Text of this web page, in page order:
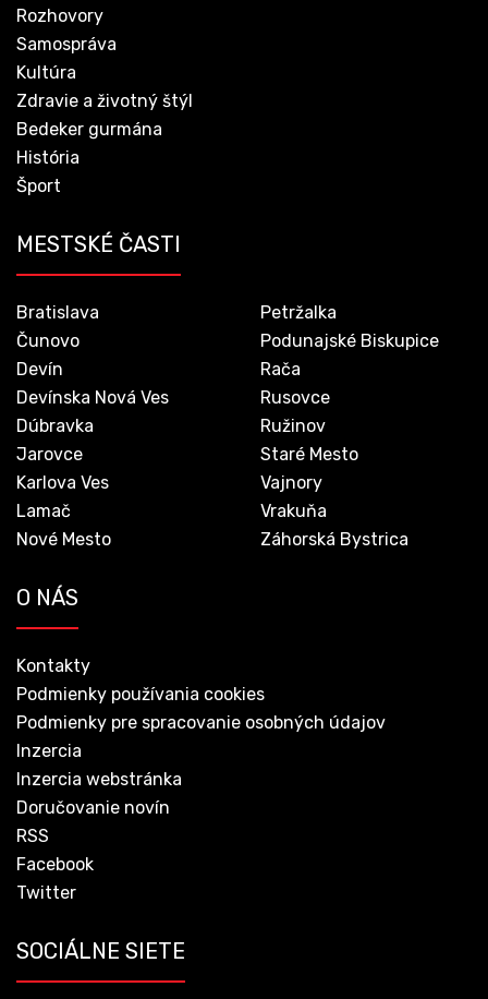
Rozhovory
Samospráva
Kultúra
Zdravie a životný štýl
Bedeker gurmána
História
Šport
MESTSKÉ ČASTI
Bratislava
Čunovo
Devín
Devínska Nová Ves
Dúbravka
Jarovce
Karlova Ves
Lamač
Nové Mesto
Petržalka
Podunajské Biskupice
Rača
Rusovce
Ružinov
Staré Mesto
Vajnory
Vrakuňa
Záhorská Bystrica
O NÁS
Kontakty
Podmienky používania cookies
Podmienky pre spracovanie osobných údajov
Inzercia
Inzercia webstránka
Doručovanie novín
RSS
Facebook
Twitter
SOCIÁLNE SIETE